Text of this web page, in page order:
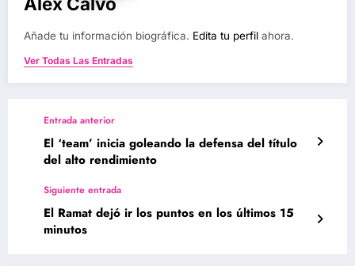
Añade tu información biográfica. Edita tu perfil ahora.
Ver Todas Las Entradas
Entrada anterior
El ‘team’ inicia goleando la defensa del título
del alto rendimiento
Siguiente entrada
El Ramat dejó ir los puntos en los últimos 15
minutos